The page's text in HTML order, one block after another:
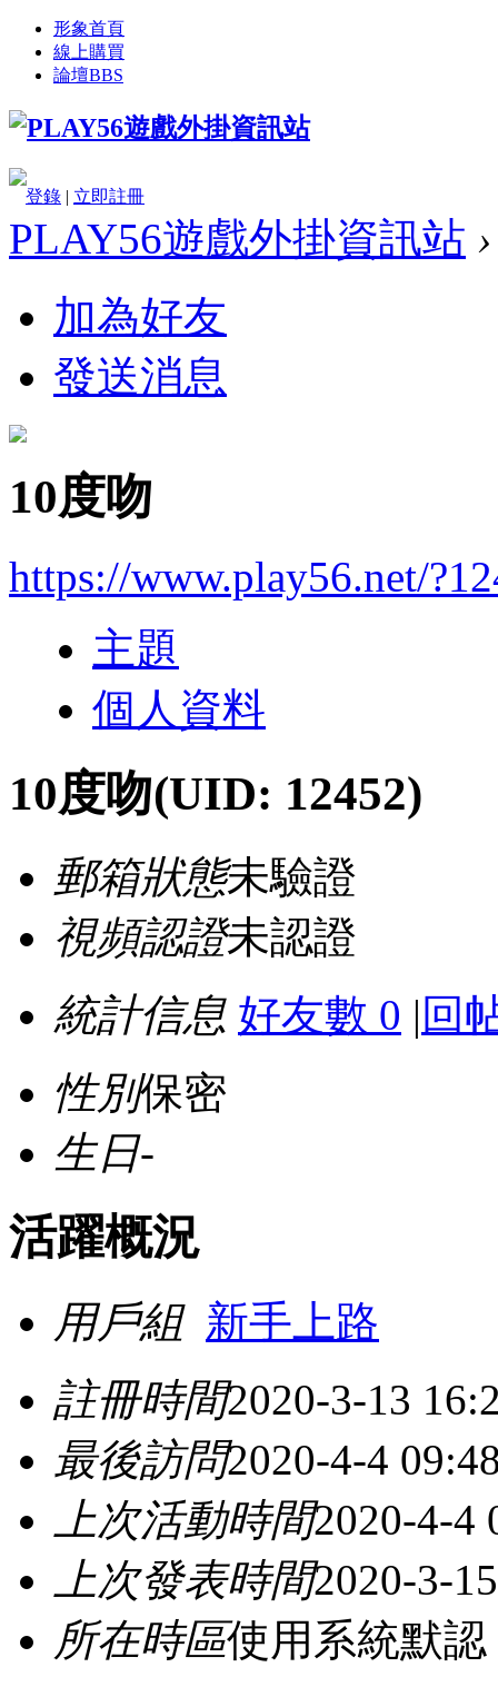
形象首頁
線上購買
論壇BBS
登錄 | 立即註冊
PLAY56遊戲外掛資訊站 ›
加為好友
發送消息
10度吻
https://www.play56.net/
主題
個人資料
10度吻(UID: 12452)
郵箱狀態未驗證
視頻認證未認證
統計信息 好友數 0 | 回
性別保密
生日-
活躍概況
用戶組 新手上路
註冊時間2020-3-13
最後訪問2020-4-4
上次活動時間2020-4-4
上次發表時間2020-3-
所在時區使用系統默認